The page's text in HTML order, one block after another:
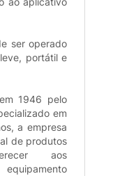
ser operado
portátil e
1946 pelo
em
a empresa
de produtos
aos